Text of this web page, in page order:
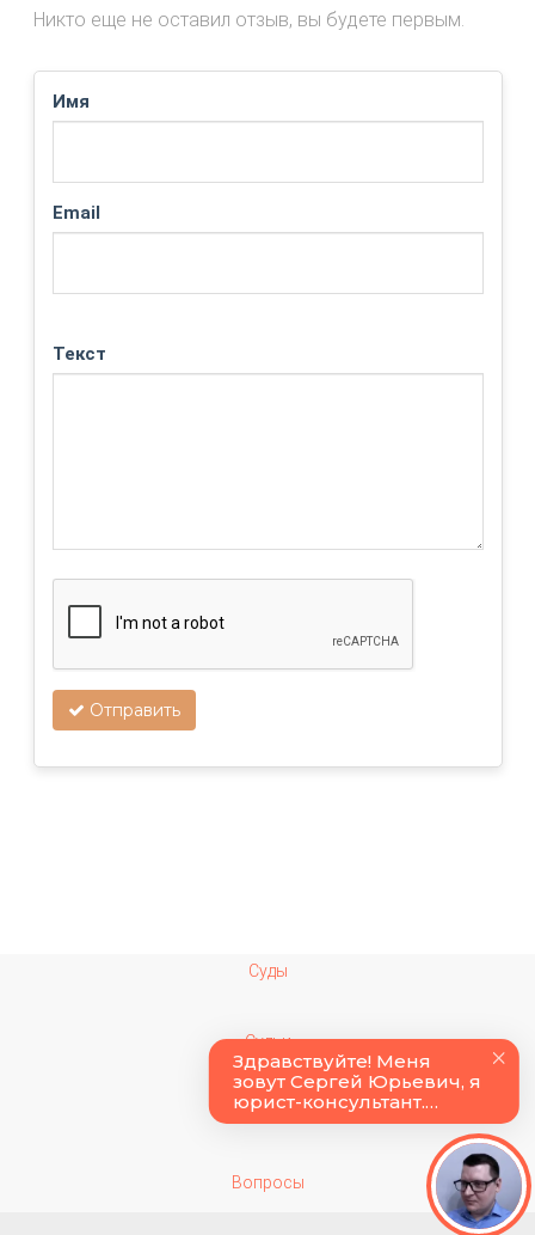
Никто еще не оставил отзыв, вы будете первым.
Имя
Email
Текст
Отправить
Суды
Судьи
Колонии
Вопросы